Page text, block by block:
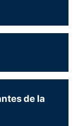
de la